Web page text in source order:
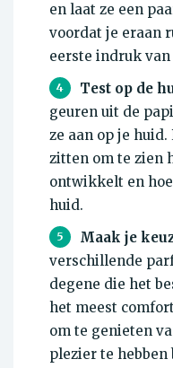
en laat ze een
voordat je eraan
eerste indruk van
4 Test op de
geuren uit de
ze aan op je
zitten om te zien
ontwikkelt en
huid.
5 Maak je
verschillende
degene die het
het meest
om te genieten
plezier te